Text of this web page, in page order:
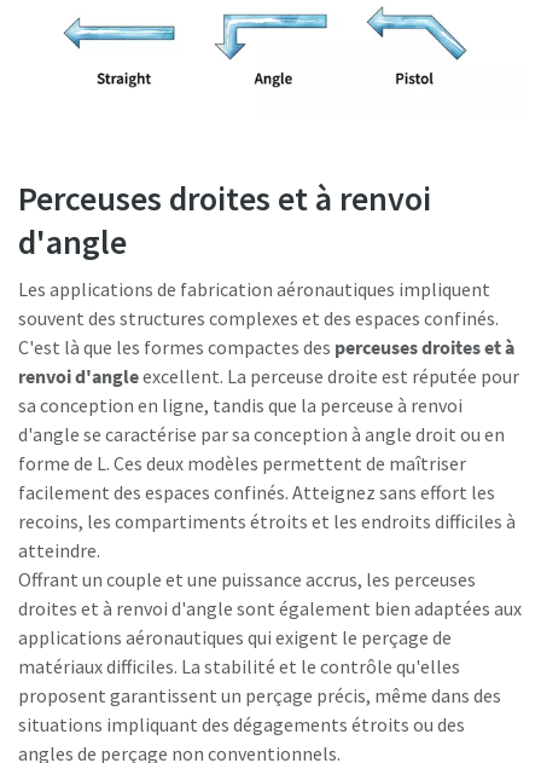
Perceuses droites et à renvoi
d'angle
Les applications de fabrication aéronautiques impliquent
souvent des structures complexes et des espaces confinés.
C'est là que les formes compactes des perceuses droites et à
renvoi d'angleexcellent. La perceuse droite est réputée pour
sa conception en ligne, tandis que la perceuse à renvoi
d'angle se caractérise par sa conception à angle droit ou en
forme de L. Ces deux modèles permettent de maîtriser
facilement des espaces confinés. Atteignez sans effort les
recoins, les compartiments étroits et les endroits difficiles à
atteindre.
Offrant un couple et une puissance accrus, les perceuses
droites et à renvoi d'angle sont également bien adaptées aux
applications aéronautiques qui exigent le perçage de
matériaux difficiles. La stabilité et le contrôle qu'elles
proposent garantissent un perçage précis, même dans des
situations impliquant des dégagements étroits ou des
angles de perçage non conventionnels.